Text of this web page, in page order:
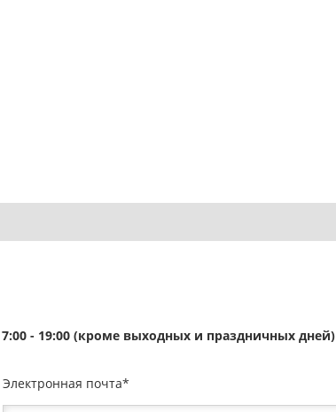
- 19:00 (кроме выходных и праздничных дней)
Электронная почта